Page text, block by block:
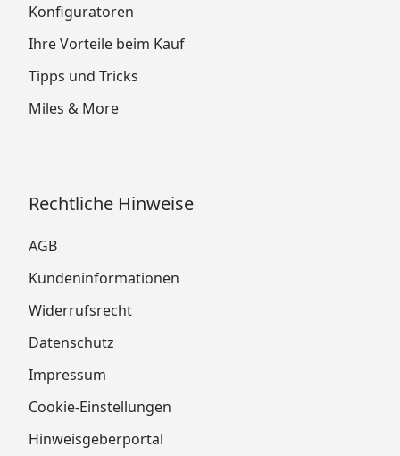
Konfiguratoren
Ihre Vorteile beim Kauf
Tipps und Tricks
Miles & More
Rechtliche Hinweise
AGB
Kundeninformationen
Widerrufsrecht
Datenschutz
Impressum
Cookie-Einstellungen
Hinweisgeberportal